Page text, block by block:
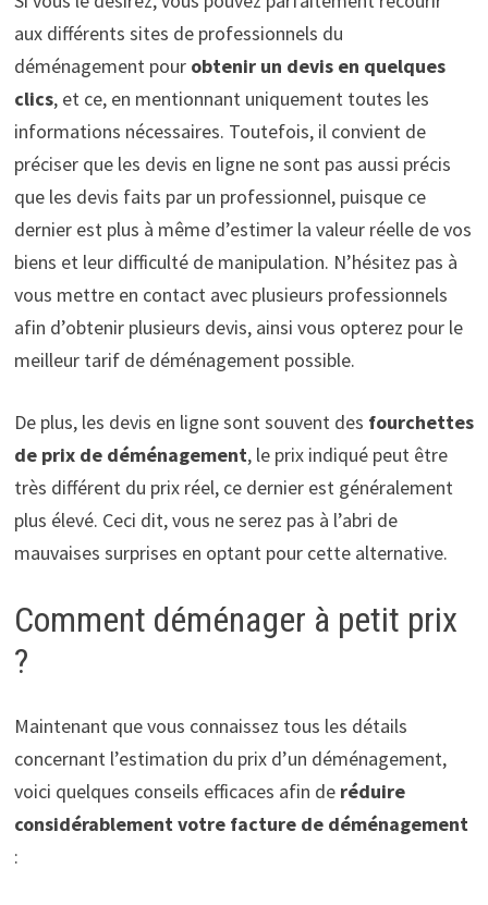
aux différents sites de professionnels du
déménagement pour obtenir un devis en quelques
clics, et ce, en mentionnant uniquement toutes les
informations nécessaires. Toutefois, il convient de
préciser que les devis en ligne ne sont pas aussi précis
que les devis faits par un professionnel, puisque ce
dernier est plus à même d’estimer la valeur réelle de vos
biens et leur difficulté de manipulation. N’hésitez pas à
vous mettre en contact avec plusieurs professionnels
afin d’obtenir plusieurs devis, ainsi vous opterez pour le
meilleur tarif de déménagement possible.
De plus, les devis en ligne sont souvent des fourchettes
de prix de déménagement, le prix indiqué peut être
très différent du prix réel, ce dernier est généralement
plus élevé. Ceci dit, vous ne serez pas à l’abri de
mauvaises surprises en optant pour cette alternative.
Comment déménager à petit prix
?
Maintenant que vous connaissez tous les détails
concernant l’estimation du prix d’un déménagement,
voici quelques conseils efficaces afin de réduire
considérablement votre facture de déménagement
: